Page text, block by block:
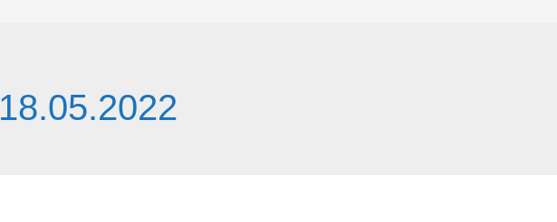
18.05.2022